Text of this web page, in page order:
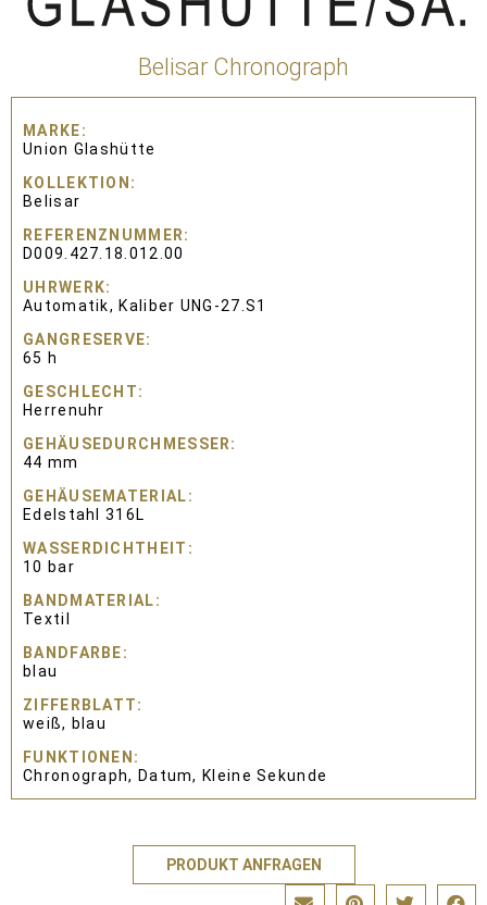
Belisar Chronograph
MARKE
Union Glashütte
KOLLEKTION
Belisar
REFERENZNUMMER
D009.427.18.012.00
UHRWERK
Automatik, Kaliber UNG-27.S1
GANGRESERVE
65 h
GESCHLECHT
Herrenuhr
GEHÄUSEDURCHMESSER
44 mm
GEHÄUSEMATERIAL
Edelstahl 316L
WASSERDICHTHEIT
10 bar
BANDMATERIAL
Textil
BANDFARBE
blau
ZIFFERBLATT
weiß, blau
FUNKTIONEN
Chronograph, Datum, Kleine Sekunde
PRODUKT ANFRAGEN